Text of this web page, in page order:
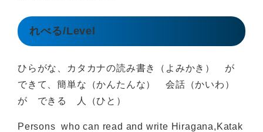
れべる/Level
ひらがな、カタカナの読み書き（よみかき） が
できて、簡単な（かんたんな） 会話（かいわ）
が できる 人（ひと）
Persons who can read and write Hiragana,Katak